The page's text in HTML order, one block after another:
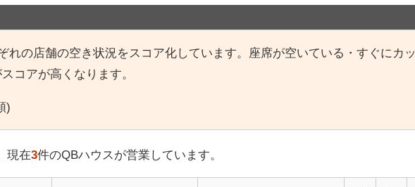
れの店舗の空き状況をスコア化しています。座席が空いている・すぐにカッ
コアが高くなります。
)
現在3件のQBハウスが営業しています。